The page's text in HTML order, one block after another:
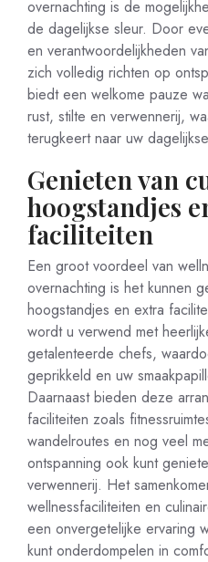
overnachting is de
de dagelijkse sleur. Door
en verantwoordelijkheden
zich volledig richten op
biedt een welkome pauze
rust, stilte en verwennerij,
terugkeert naar uw
Genieten van
hoogstandjes
faciliteiten
Een groot voordeel van
overnachting is het kunnen
hoogstandjes en extra
wordt u verwend met
getalenteerde chefs,
geprikkeld en uw
Daarnaast bieden deze
faciliteiten zoals
wandelroutes en nog veel
ontspanning ook kunt
verwennerij. Het
wellnessfaciliteiten en
een onvergetelijke ervaring
kunt onderdompelen in